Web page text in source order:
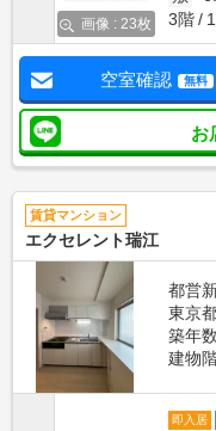
画像 : 23枚
3階
空室確認 無料
お
賃貸マンション
エクセレント瑞江
都営
東京
築年数
建物
即入居